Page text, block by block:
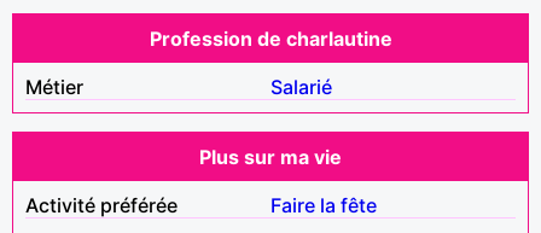
Profession de charlautine
Métier
Salarié
Plus sur ma vie
Activité préférée
Faire la fête